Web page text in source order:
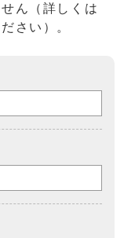
ん（詳しくは
さい）。